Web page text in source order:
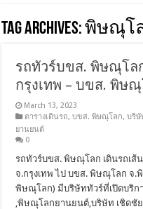
Tag Archives:พิษณุโ
รถทัวร์บขส. พิษณุโล
กรุงเทพ – บขส. พิษ
March 13, 2023
ตารางเดินรถ,บขส. พิษณุโลก,บริษั
ยานยนต์
0
รถทัวร์บขส. พิษณุโลก เดินรถเส้
จ.กรุงเทพ ไป บขส. พิษณุโลก จ.
พิษณุโลก) มีบริษัททัวร์ที่เปิดบริก
,พิษณุโลกยานยนต์,บริษัท เชิดชั